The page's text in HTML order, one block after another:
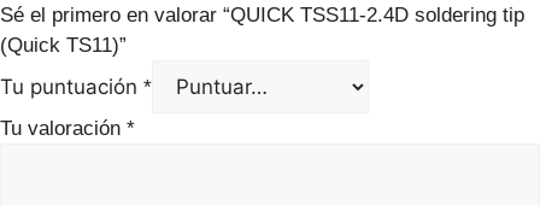
Sé el primero en valorar “QUICK TSS11-2.4D soldering tip
(Quick TS11)”
Tu puntuación *
Tu valoración *